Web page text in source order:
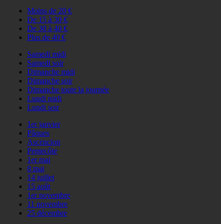
Moins de 20 €
De 15 à 30 €
De 30 à 40 €
Plus de 40 €
Samedi midi
Samedi soir
Dimanche midi
Dimanche soir
Dimanche toute la journée
Lundi midi
Lundi soir
1er janvier
Pâques
Ascencion
Pentecôte
1er mai
8 mai
14 juillet
15 août
1er novembre
11 novembre
25 décembre